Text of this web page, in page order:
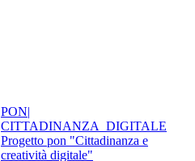
PON|
CITTADINANZA_DIGITALE
Progetto pon "Cittadinanza e
creatività digitale"